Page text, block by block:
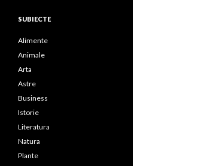
SUBIECTE
Alimente
Animale
Arta
Astre
Business
Istorie
Literatura
Natura
Plante